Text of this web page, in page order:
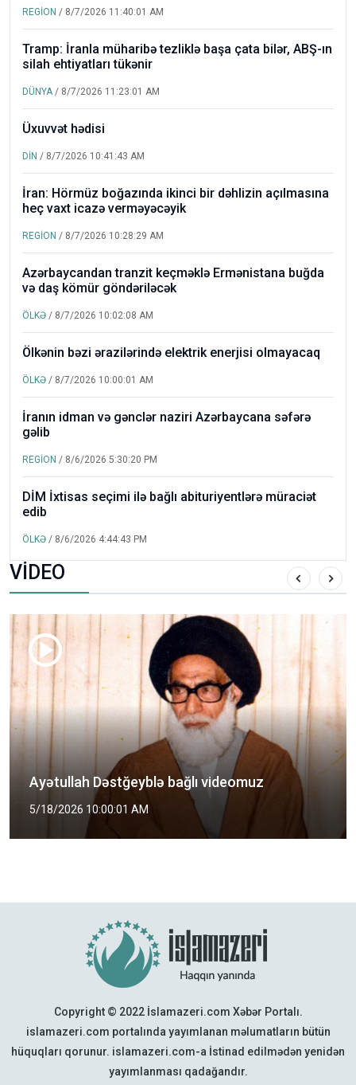
REGİON / 8/7/2026 11:40:01 AM
Tramp: İranla müharibə tezliklə başa çata bilər, ABŞ-ın
silah ehtiyatları tükənir
DÜNYA / 8/7/2026 11:23:01 AM
Üxuvvət hədisi
DİN / 8/7/2026 10:41:43 AM
İran: Hörmüz boğazında ikinci bir dəhlizin açılmasına
heç vaxt icazə verməyəcəyik
REGİON / 8/7/2026 10:28:29 AM
Azərbaycandan tranzit keçməklə Ermənistana buğda
və daş kömür göndəriləcək
ÖLKƏ / 8/7/2026 10:02:08 AM
Ölkənin bəzi ərazilərində elektrik enerjisi olmayacaq
ÖLKƏ / 8/7/2026 10:00:01 AM
İranın idman və gənclər naziri Azərbaycana səfərə
gəlib
REGİON / 8/6/2026 5:30:20 PM
DİM İxtisas seçimi ilə bağlı abituriyentlərə müraciət
edib
ÖLKƏ / 8/6/2026 4:44:43 PM
VİDEO
Şəhid Mütəhərri kimdir?
5/2/2026 2:00:01 PM
Copyright © 2022 İslamazeri.com Xəbər Portalı.
islamazeri.com portalında yayımlanan məlumatların bütün
hüquqları qorunur. islamazeri.com-a İstinad edilmədən yenidən
yayımlanması qadağandır.